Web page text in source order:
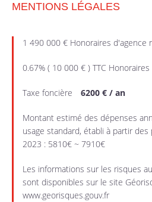
MENTIONS LÉGALES
1 490 000 € Honoraires d'agence
0.67% ( 10 000 € ) TTC
Taxe foncière 6200 € / an
Montant estimé des dépenses
usage standard, établi à partir
2023 : 5810€ ~ 7910€
Les informations sur les risques
sont disponibles sur le site
www.georisques.gouv.fr